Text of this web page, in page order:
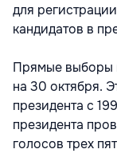
для
кандидатов в
Прямые выборы
на 30 октября.
президента с
президента
голосов трех